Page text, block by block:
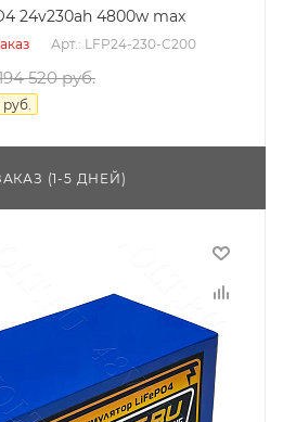
24v230ah 4800w max
Арт.: LFP24-230-C200
520руб.
руб.
(1-5 ДНЕЙ)